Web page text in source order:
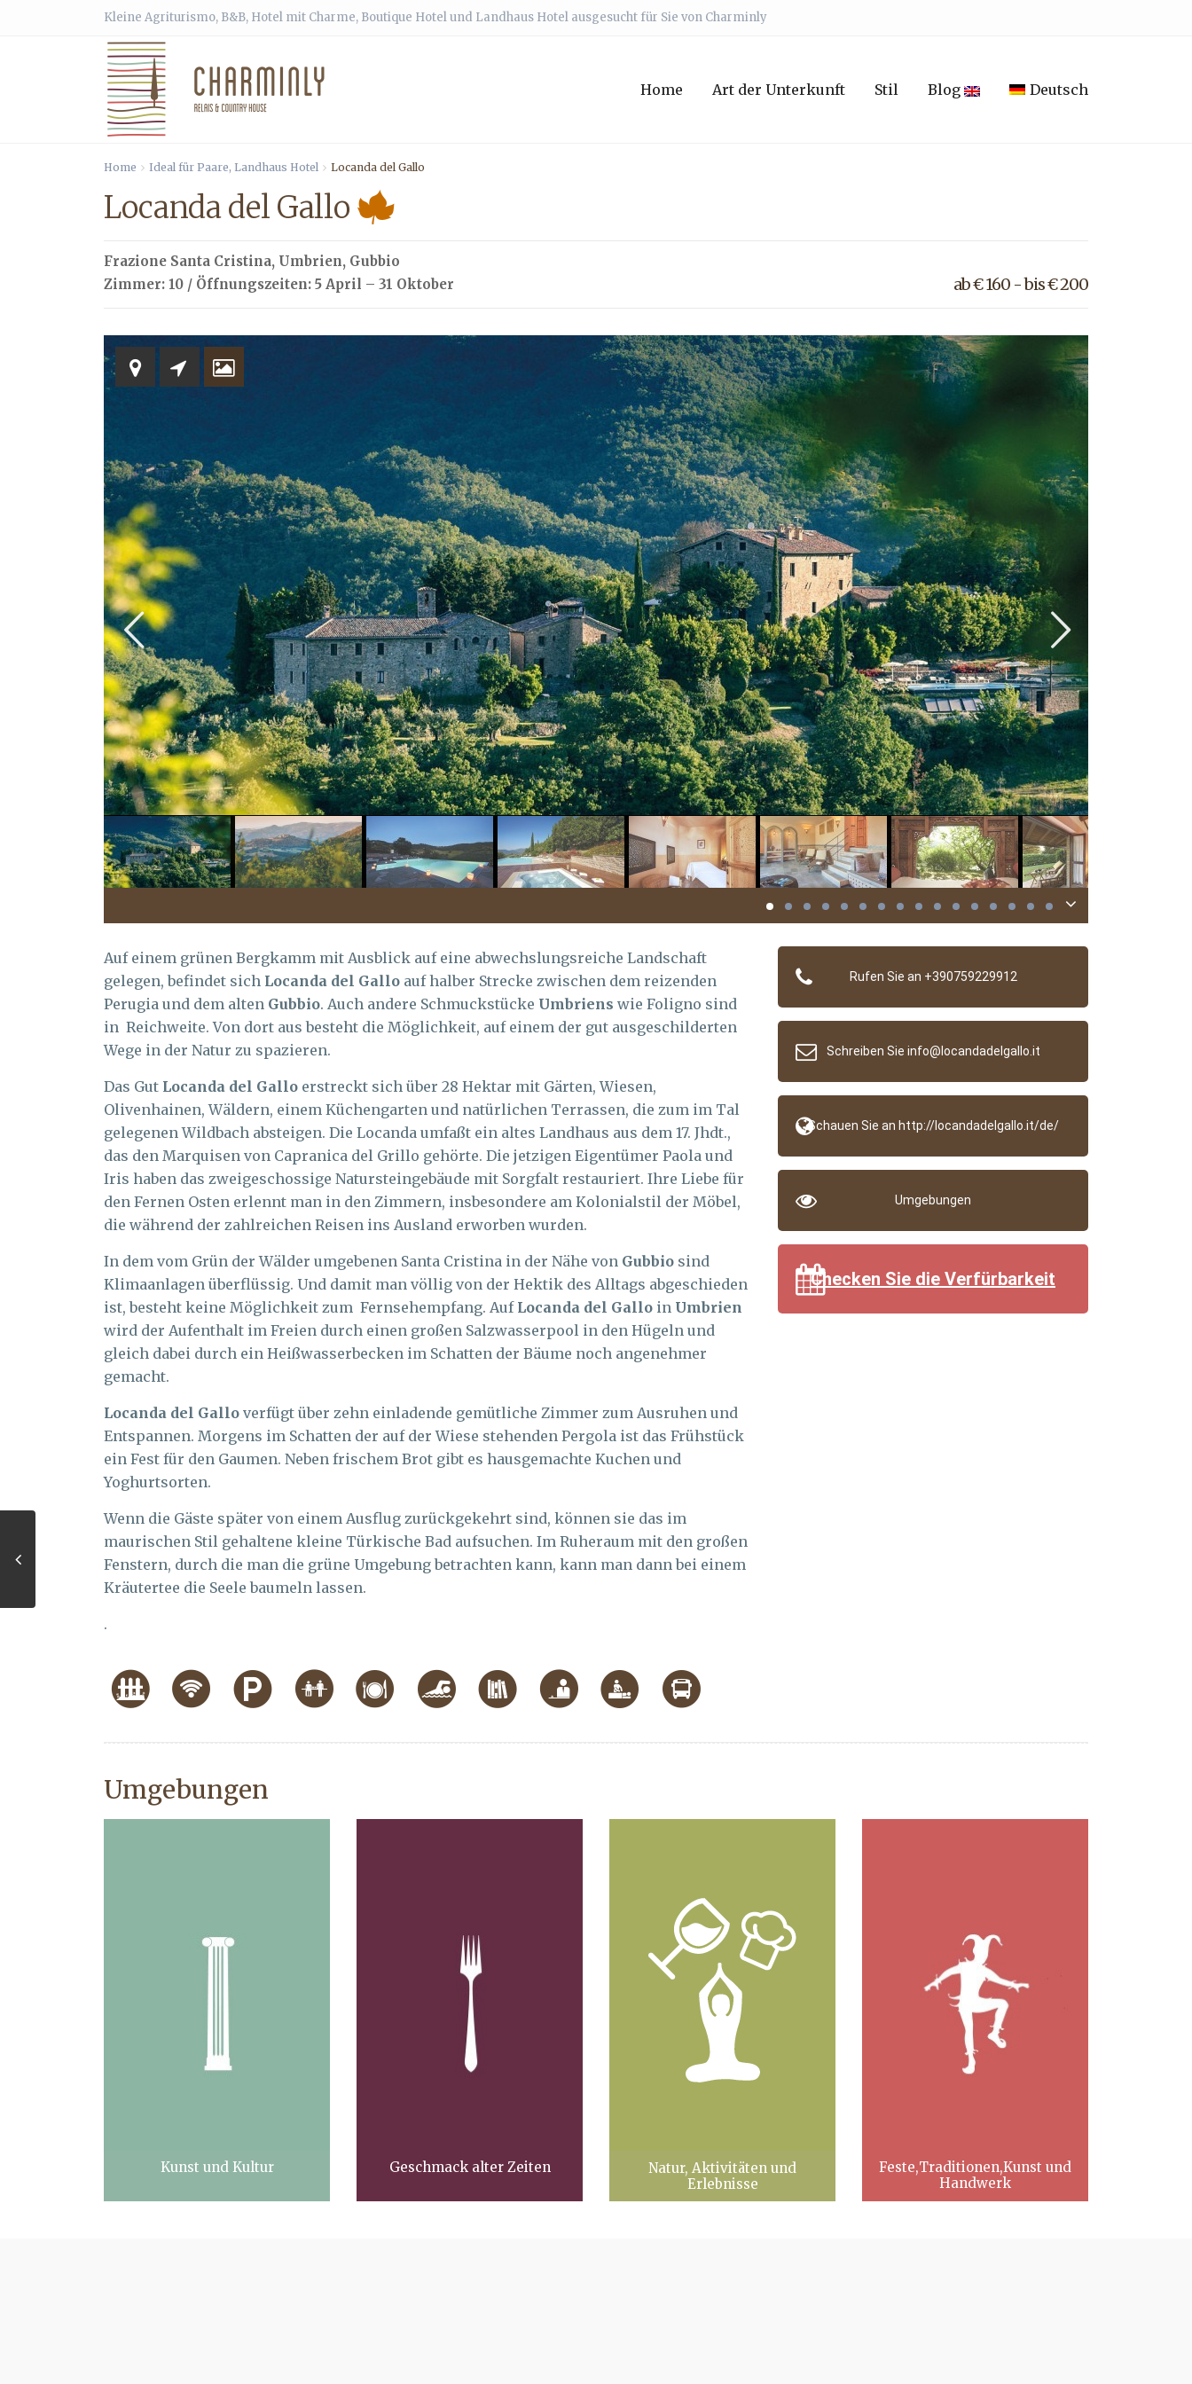
Kleine Agriturismo, B&B, Hotel mit Charme, Boutique Hotel und Landhaus Hotel ausgesucht für Sie von Charminly
Home Art der Unterkunft Stil Blog Deutsch
Home Ideal für Paare, Landhaus Hotel Locanda del Gallo
Locanda del Gallo
Frazione Santa Cristina, Umbrien, Gubbio
Zimmer: 10 / Öffnungszeiten: 5 April – 31 Oktober
ab € 160 - bis € 200
Auf einem grünen Bergkamm mit Ausblick auf eine abwechslungsreiche Landschaft
gelegen, befindet sich Locanda del Gallo auf halber Strecke zwischen dem reizenden
Perugia und dem alten Gubbio. Auch andere Schmuckstücke Umbriens wie Foligno sind
in Reichweite. Von dort aus besteht die Möglichkeit, auf einem der gut ausgeschilderten
Wege in der Natur zu spazieren.
Das Gut Locanda del Gallo erstreckt sich über 28 Hektar mit Gärten, Wiesen,
Olivenhainen, Wäldern, einem Küchengarten und natürlichen Terrassen, die zum im Tal
gelegenen Wildbach absteigen. Die Locanda umfaßt ein altes Landhaus aus dem 17. Jhdt.,
das den Marquisen von Capranica del Grillo gehörte. Die jetzigen Eigentümer Paola und
Iris haben das zweigeschossige Natursteingebäude mit Sorgfalt restauriert. Ihre Liebe für
den Fernen Osten erlennt man in den Zimmern, insbesondere am Kolonialstil der Möbel,
die während der zahlreichen Reisen ins Ausland erworben wurden.
In dem vom Grün der Wälder umgebenen Santa Cristina in der Nähe von Gubbio sind
Klimaanlagen überflüssig. Und damit man völlig von der Hektik des Alltags abgeschieden
ist, besteht keine Möglichkeit zum Fernsehempfang. Auf Locanda del Gallo in Umbrien
wird der Aufenthalt im Freien durch einen großen Salzwasserpool in den Hügeln und
gleich dabei durch ein Heißwasserbecken im Schatten der Bäume noch angenehmer
gemacht.
Locanda del Gallo verfügt über zehn einladende gemütliche Zimmer zum Ausruhen und
Entspannen. Morgens im Schatten der auf der Wiese stehenden Pergola ist das Frühstück
ein Fest für den Gaumen. Neben frischem Brot gibt es hausgemachte Kuchen und
Yoghurtsorten.
Wenn die Gäste später von einem Ausflug zurückgekehrt sind, können sie das im
maurischen Stil gehaltene kleine Türkische Bad aufsuchen. Im Ruheraum mit den großen
Fenstern, durch die man die grüne Umgebung betrachten kann, kann man dann bei einem
Kräutertee die Seele baumeln lassen.
.
Rufen Sie an +390759229912
Schreiben Sie info@locandadelgallo.it
Schauen Sie an http://locandadelgallo.it/de/
Umgebungen
Checken Sie die Verfürbarkeit
Umgebungen
Kunst und Kultur Geschmack alter Zeiten
Natur, Aktivitäten und
Erlebnisse
Feste,Traditionen,Kunst und
Handwerk